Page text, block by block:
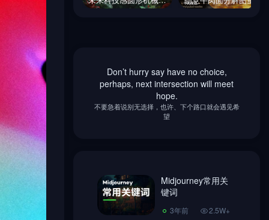
未来科技感圆形机械装置茂密热带植物棕榈叶场景海报-即梦ai关键词描述咒语
Midjourney常用关
键词
3年前 2.5W+
超简单Ai绘画
Midjourney 注册教
程、使用教程!
3年前 7406
Don’t hurry say have no choice,
perhaps, next intersection will meet
hope.
不要急着说别无选择，也许、下个路口就会遇见希
望
Midjourney常用关
键词
3年前 2.5W+